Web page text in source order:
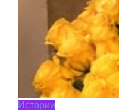
Истории